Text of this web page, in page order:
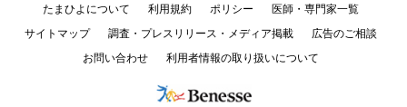
たまひよについて 利用規約 ポリシー
医師・専門家一覧
サイトマップ
調査・プレスリリース・メディア掲載
広告のご相談
お問い合わせ
利用者情報の取り扱いについて